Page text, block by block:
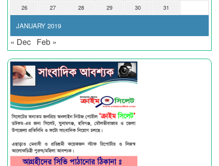
JANUARY 2019
26
27 28 29 30 31
« Dec Feb »